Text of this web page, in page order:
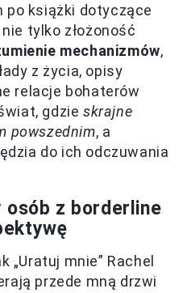
po książki dotyczące
tylko złożoność
mechanizmów,
z życia, opisy
relacje bohaterów
gdzieskrajne
powszednim, a
do ich odczuwania
z borderline
„Uratuj mnie” Rachel
przede mną drzwi